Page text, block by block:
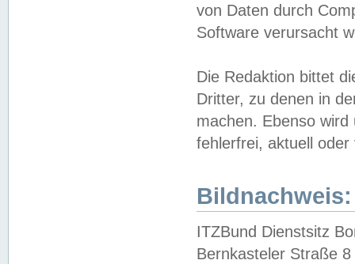
von Daten durch
Software verursacht
Die Redaktion bittet
Dritter, zu denen in
machen. Ebenso
fehlerfrei, aktuell oder
Bildnachweis:
ITZBund Dienstsitz
Bernkasteler Straße 8